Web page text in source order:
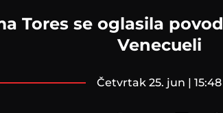
Tores se oglasila
Venecueli
četvrtak 25. jun | 15:48